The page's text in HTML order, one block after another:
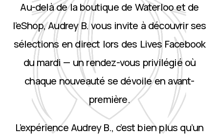
Au-delà de la boutique de Waterloo et de
l’eShop, Audrey B. vous invite à découvrir ses
sélections en direct lors des Lives Facebook
du mardi — un rendez-vous privilégié où
chaque nouveauté se dévoile en avant-
première.
L’expérience Audrey B., c’est bien plus qu’un